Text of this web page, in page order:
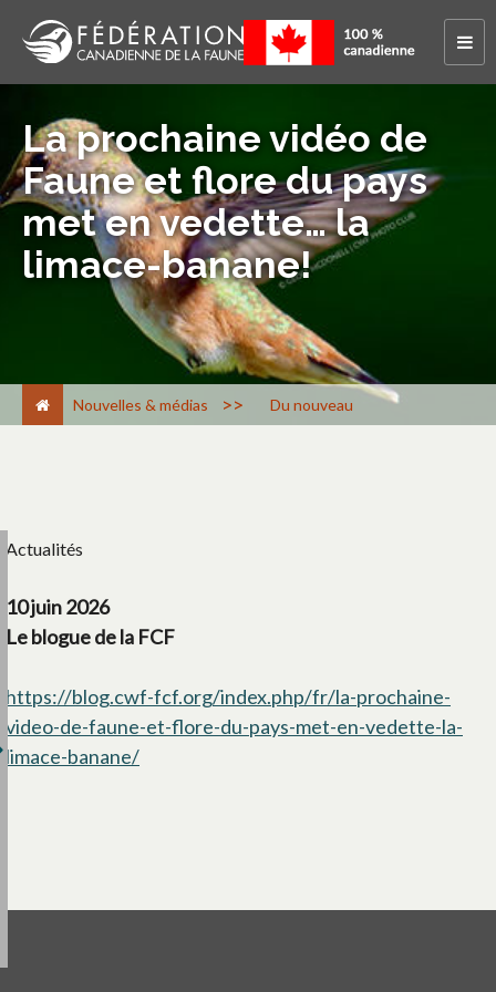
La prochaine vidéo de
Faune et flore du pays
met en vedette… la
limace-banane!
Nouvelles & médias > Du nouveau
Actualités
10 juin 2026
Le blogue de la FCF
https://blog.cwf-fcf.org/index.php/fr/la-prochaine-
video-de-faune-et-flore-du-pays-met-en-vedette-la-
limace-banane/